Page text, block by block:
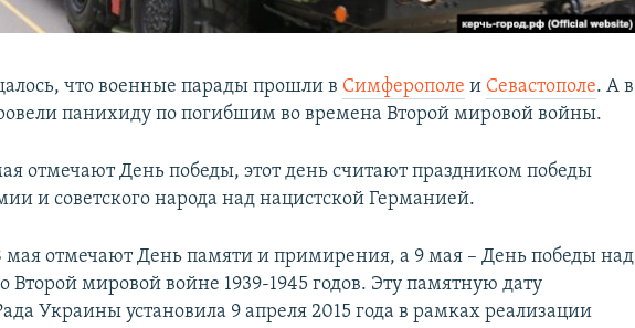
что военные парады прошли в Симферополе и Севастополе. А в
панихиду по погибшим во времена Второй мировой войны.
отмечают День победы, этот день считают праздником победы
и советского народа над нацистской Германией.
мая отмечают День памяти и примирения, а 9 мая – День победы над
Второй мировой войне 1939-1945 годов. Эту памятную дату
Украины установила 9 апреля 2015 года в рамках реализации